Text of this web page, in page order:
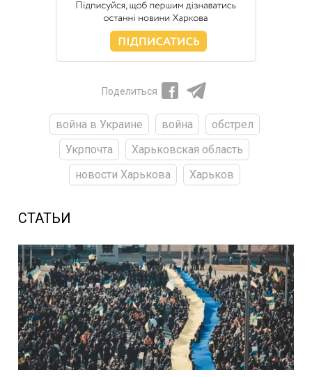
Поделиться
война в Украине война
обстрел
Укрпочта
Харьковская область
новости Харькова
Харьков
СТАТЬИ